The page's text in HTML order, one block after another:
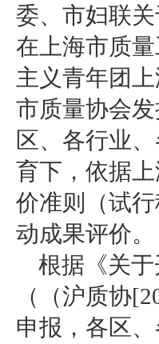
委、市妇联
在上海市质
主义青年团
市质量协会
区、各行业
育下，依据
价准则（试
动成果评价。
根据《关
（（沪质协
申报，各区